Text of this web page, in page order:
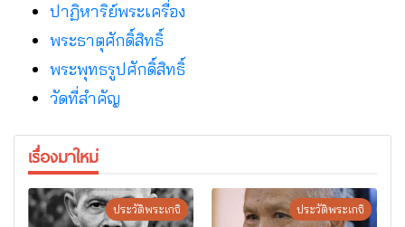
ปาฏิหาริย์พระเครื่อง
พระธาตุศักดิ์สิทธิ์
พระพุทธรูปศักดิ์สิทธิ์
วัดที่สําคัญ
เรื่องมาใหม่
ประวัติพระเกจิ ประวัติพระเกจิ